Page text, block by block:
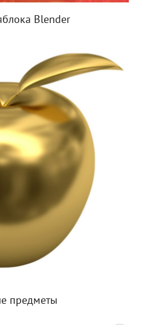
Blender
предметы